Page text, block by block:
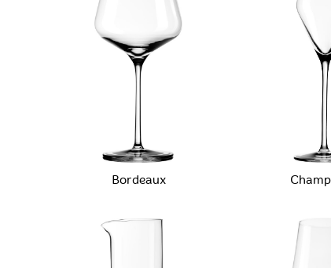
Bordeaux